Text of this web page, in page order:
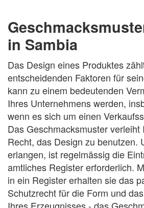
in Sambia
Das Design eines Produktes
entscheidenden Faktoren für
kann zu einem bedeutenden
Ihres Unternehmens werden,
wenn es sich um einen
Das Geschmacksmuster
Recht, das Design zu benutzen.
erlangen, ist regelmässig die
amtliches Register erforderlich.
in ein Register erhalten sie das
Schutzrecht für die Form und
Ihres Erzeugnisses - das